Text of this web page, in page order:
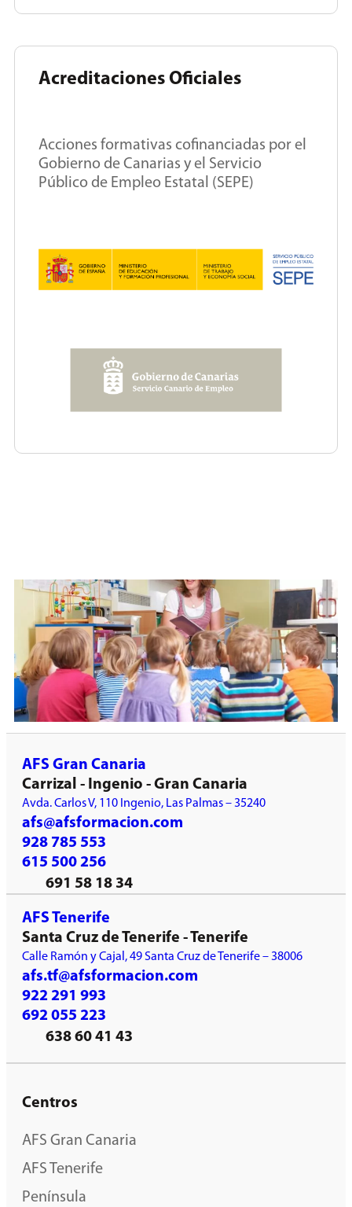
Acreditaciones Oficiales
Acciones formativas cofinanciadas por el
Gobierno de Canarias y el Servicio
Público de Empleo Estatal (SEPE)
AFS Gran Canaria
Carrizal - Ingenio - Gran Canaria
Avda. Carlos V, 110 Ingenio, Las Palmas – 35240
afs@afsformacion.com
928 785 553
615 500 256
691 58 18 34
AFS Tenerife
Santa Cruz de Tenerife - Tenerife
Calle Ramón y Cajal, 49 Santa Cruz de Tenerife – 38006
afs.tf@afsformacion.com
922 291 993
692 055 223
638 60 41 43
Centros
AFS Gran Canaria
AFS Tenerife
Península